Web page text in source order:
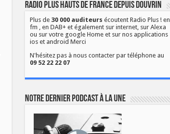
Radio Plus Hauts de France depuis Douvrin
Plus de 30 000 auditeurs écoutent Radio Plus ! en
fm , en DAB+ et également sur internet, sur Alexa
ou sur votre google Home et sur nos applications
ios et android Merci
N'hésitez pas à nous contacter par téléphone au
09 52 22 22 07
Notre dernier podcast à la une